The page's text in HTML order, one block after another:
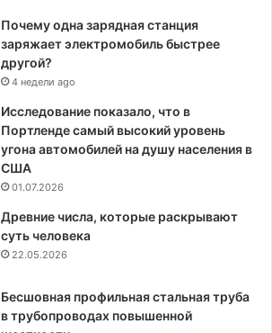
Почему одна зарядная станция
заряжает электромобиль быстрее
другой?
4 недели ago
Исследование показало, что в
Портленде самый высокий уровень
угона автомобилей на душу населения в
США
01.07.2026
Древние числа, которые раскрывают
суть человека
22.05.2026
Бесшовная профильная стальная труба
в трубопроводах повышенной